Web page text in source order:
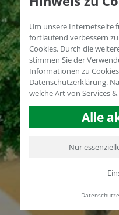
Um unsere Internetseite
fortlaufend verbessern
Cookies. Durch die
stimmen Sie der
Informationen zu
Datenschutzerklärung.
welche Art von Services
Alle
Nur